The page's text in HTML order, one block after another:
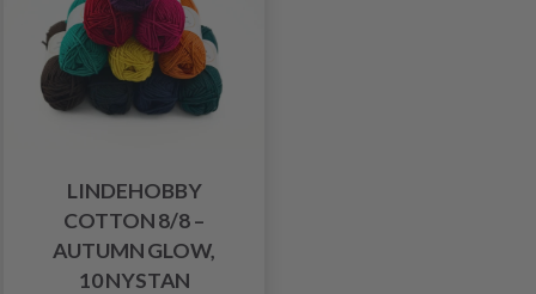
LINDEHOBBY
COTTON 8/8 –
AUTUMN GLOW,
10 NYSTAN